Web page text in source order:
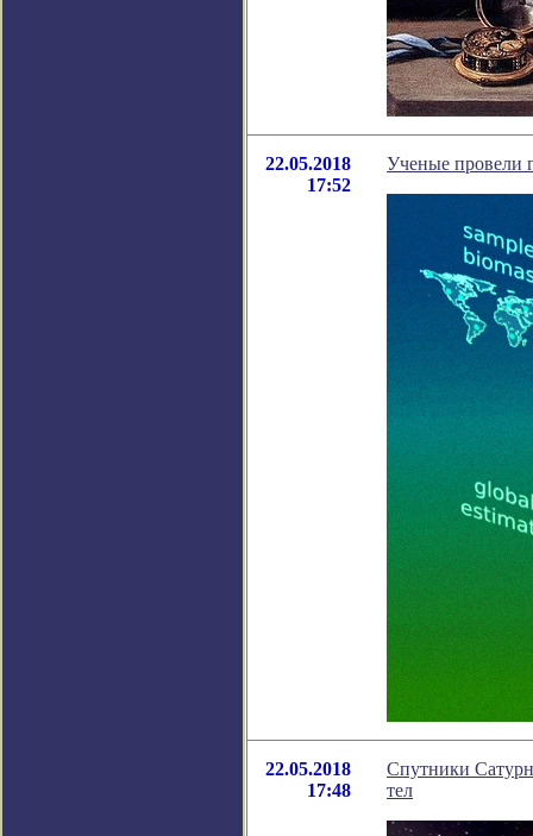
22.05.2018
17:52
Ученые провели
22.05.2018
17:48
Спутники
тел